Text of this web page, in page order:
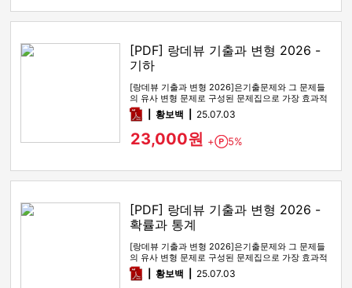
[PDF] 랑데뷰 기출과 변형 2026 -
기하
[랑데뷰 기출과 변형 2026]은기출문제와 그 문제들
의 유사 변형 문제로 구성된 문제집으로 가장 효과적
인 기출문제 공부 방법…
pdf황보백 25.07.03
23,000원 + Point
5%
[PDF] 랑데뷰 기출과 변형 2026 -
확률과 통계
[랑데뷰 기출과 변형 2026]은기출문제와 그 문제들
의 유사 변형 문제로 구성된 문제집으로 가장 효과적
인 기출문제 공부 방법…
pdf황보백 25.07.03